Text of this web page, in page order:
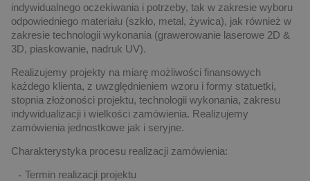
indywidualnego oczekiwania i potrzeby, tak w zakresie wyboru
odpowiedniego materiału (szkło, metal, żywica), jak również w
zakresie technologii wykonania (grawerowanie laserowe 2D &
3D, piaskowanie, nadruk UV).
Realizujemy projekty na miarę możliwości finansowych
każdego klienta, z uwzględnieniem wzoru i formy statuetki,
stopnia złożoności projektu, technologii wykonania, zakresu
indywidualizacji i wielkości zamówienia. Realizujemy
zamówienia jednostkowe jak i seryjne.
Charakterystyka procesu realizacji zamówienia:
Termin realizacji projektu